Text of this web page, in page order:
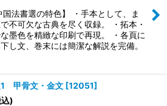
国法書選の特色】 ・手本として、ま
不可欠な古典を尽く収録。 ・拓本・
墨色を精緻な印刷で再現。 ・各頁に
し文、巻末には簡潔な解説を完備。
1 甲骨文・金文 [12051]
)